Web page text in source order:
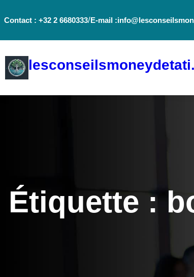
auContact : +32 2 6680333/E-mail
Étiquette :